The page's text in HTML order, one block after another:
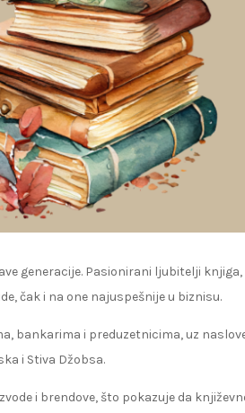
generacije. Pasionirani ljubitelji knjiga,
čak i na one najuspešnije u biznisu.
bankarima i preduzetnicima, uz
i Stiva Džobsa.
i brendove, što pokazuje da